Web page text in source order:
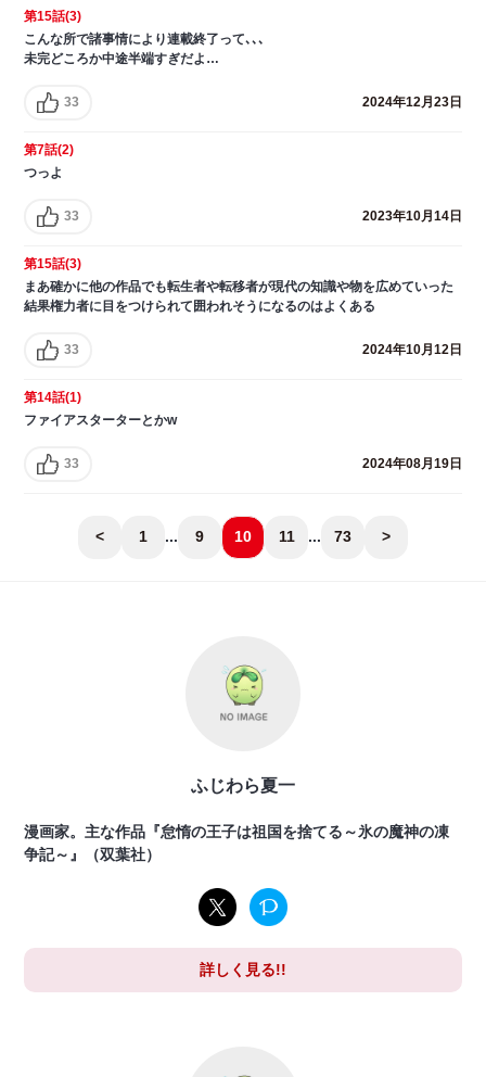
第15話(3)
こんな所で諸事情により連載終了って､､､
未完どころか中途半端すぎだよ…
33 2024年12月23日
第7話(2)
つっよ
33 2023年10月14日
第15話(3)
まあ確かに他の作品でも転生者や転移者が現代の知識や物を広めていった
結果権力者に目をつけられて囲われそうになるのはよくある
33 2024年10月12日
第14話(1)
ファイアスターターとかw
33 2024年08月19日
< 1 ... 9 10 11 ... 73 >
ふじわら夏一
漫画家。主な作品『怠惰の王子は祖国を捨てる～氷の魔神の凍
争記～』（双葉社）
詳しく見る!!